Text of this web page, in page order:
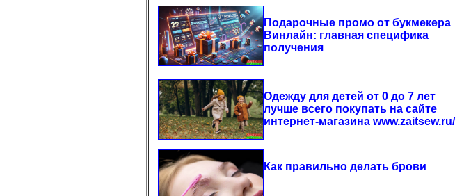
Подарочные промо от букмекера
Винлайн: главная специфика
получения
Одежду для детей от 0 до 7 лет
лучше всего покупать на сайте
интернет-магазина www.zaitsew.ru/
Как правильно делать брови